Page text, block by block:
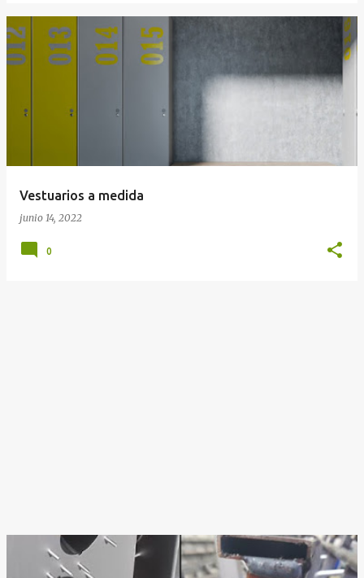
Vestuarios a medida
junio 14, 2022
0